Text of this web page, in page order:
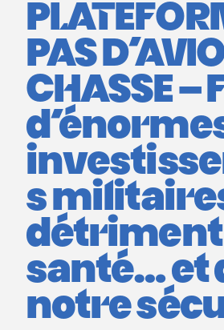
PAS
CHASSE –
s
détriment
santé… et
notre